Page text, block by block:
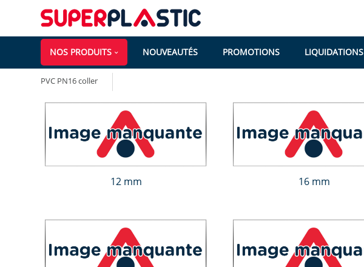
NOS PRODUITS NOUVEAUTÉS PROMOTIONS LIQUIDATIONS
PVC PN16 coller
12 mm 16 mm